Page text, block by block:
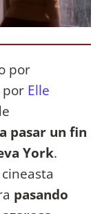
por
por Elle
pasar un fin
York.
pasando